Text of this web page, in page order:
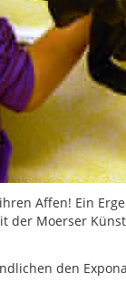
Affen! Ein
der Moerser
den